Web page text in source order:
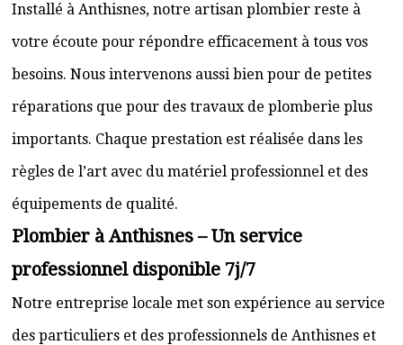
Installé à Anthisnes, notre artisan plombier reste à
votre écoute pour répondre efficacement à tous vos
besoins. Nous intervenons aussi bien pour de petites
réparations que pour des travaux de plomberie plus
importants. Chaque prestation est réalisée dans les
règles de l’art avec du matériel professionnel et des
équipements de qualité.
Plombier à Anthisnes – Un service
professionnel disponible 7j/7
Notre entreprise locale met son expérience au service
des particuliers et des professionnels de Anthisnes et